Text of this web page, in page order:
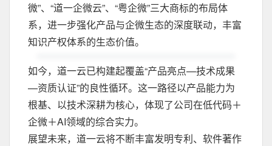
微”、“道一企微云”、“粤企微”三大商标的布局体
系，进一步强化产品与企微生态的深度联动，丰富
知识产权体系的生态价值。
如今，道一云已构建起覆盖“产品亮点—技术成果
—资质认证”的良性循环。这一路径以产品能力为
根基、以技术深耕为核心，体现了公司在低代码＋
企微＋AI领域的综合实力。
展望未来，道一云将不断丰富发明专利、软件著作